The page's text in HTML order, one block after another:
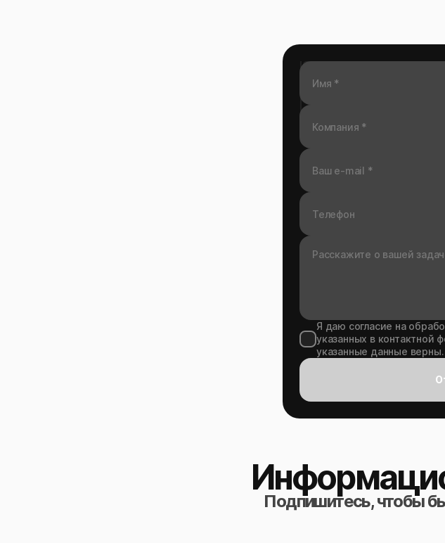
Я даю согласие на
указанных в
указанные данные верны.
Подпишитесь, чтобы